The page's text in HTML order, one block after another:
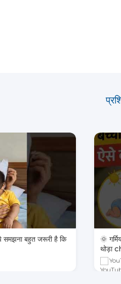
के बच्चों के लिए ये मौसम
है
4